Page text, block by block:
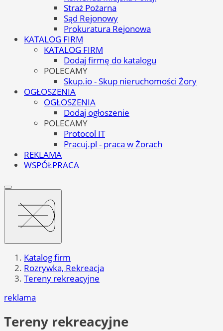
Straż Pożarna
Sąd Rejonowy
Prokuratura Rejonowa
KATALOG FIRM
KATALOG FIRM
Dodaj firmę do katalogu
POLECAMY
Skup.io - Skup nieruchomości Żory
OGŁOSZENIA
OGŁOSZENIA
Dodaj ogłoszenie
POLECAMY
Protocol IT
Pracuj.pl - praca w Żorach
REKLAMA
WSPÓŁPRACA
Katalog firm
Rozrywka, Rekreacja
Tereny rekreacyjne
reklama
Tereny rekreacyjne